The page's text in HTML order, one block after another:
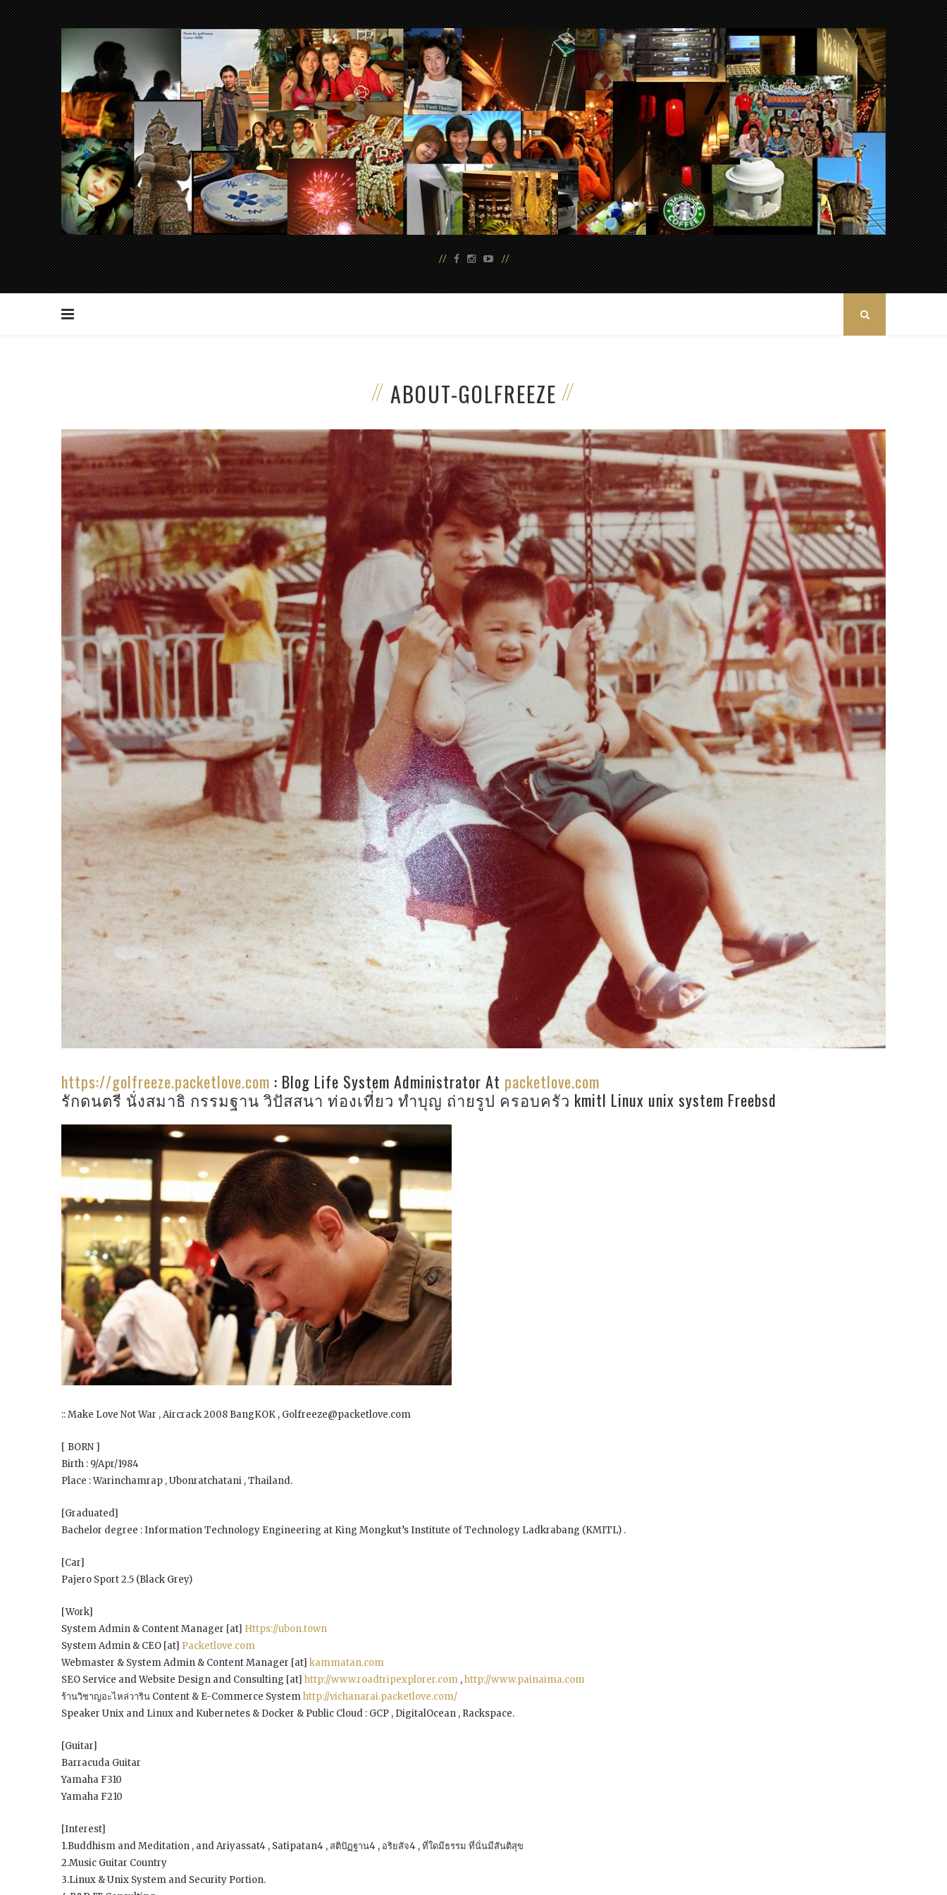
ABOUT-GOLFREEZE
https://golfreeze.packetlove.com : Blog Life System Administrator At packetlove.com
รักดนตรี นั่งสมาธิ กรรมฐาน วิปัสสนา ท่องเที่ยว ทำบุญ ถ่ายรูป ครอบครัว kmitl Linux unix system Freebsd
:: Make Love Not War , Aircrack 2008 BangKOK , Golfreeze@packetlove.com
[ BORN ]
Birth : 9/Apr/1984
Place : Warinchamrap , Ubonratchatani , Thailand.
[Graduated]
Bachelor degree : Information Technology Engineering at King Mongkut’s Institute of Technology Ladkrabang (KMITL) .
[Car]
Pajero Sport 2.5 (Black Grey)
[Work]
System Admin & Content Manager [at] Https://ubon.town
System Admin & CEO [at] Packetlove.com
Webmaster & System Admin & Content Manager [at] kammatan.com
SEO Service and Website Design and Consulting [at] http://www.roadtripexplorer.com ,http://www.painaima.com
ร้านวิชาญอะไหล่วาริน Content & E-Commerce Systemhttp://vichanarai.packetlove.com/
Speaker Unix and Linux and Kubernetes & Docker & Public Cloud : GCP , DigitalOcean , Rackspace.
[Guitar]
Barracuda Guitar
Yamaha F310
Yamaha F210
[Interest]
1.Buddhism and Meditation , and Ariyassat4 , Satipatan4 , สติปัฏฐาน4 , อริยสัจ4 , ที่ใดมีธรรม ที่นั่นมีสันติสุข
2.Music Guitar Country
3.Linux & Unix System and Security Portion.